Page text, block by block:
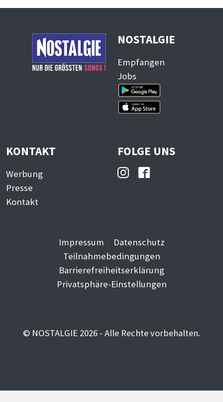
NOSTALGIE
Empfangen
Jobs
KONTAKT
Werbung
Presse
Kontakt
FOLGE UNS
Impressum
Datenschutz
Teilnahmebedingungen
Barrierefreiheitserklärung
Privatsphäre-Einstellungen
© NOSTALGIE 2026 - Alle Rechte vorbehalten.